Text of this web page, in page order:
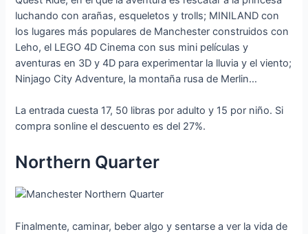
luchando con arañas, esqueletos y trolls; MINILAND con
los lugares más populares de Manchester construidos con
Leho, el LEGO 4D Cinema con sus mini películas y
aventuras en 3D y 4D para experimentar la lluvia y el viento;
Ninjago City Adventure, la montaña rusa de Merlin…
La entrada cuesta 17, 50 libras por adulto y 15 por niño. Si
compra sonline el descuento es del 27%.
Northern Quarter
Finalmente, caminar, beber algo y sentarse a ver la vida de